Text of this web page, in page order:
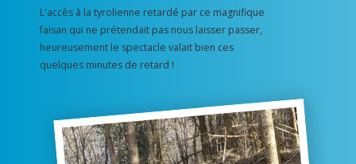
L'accès à la tyrolienne retardé par ce magnifique
faisan qui ne prétendait pas nous laisser passer,
heureusement le spectacle valait bien ces
quelques minutes de retard !